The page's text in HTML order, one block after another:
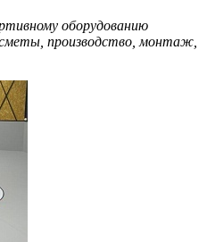
оборудованию
производство, монтаж,